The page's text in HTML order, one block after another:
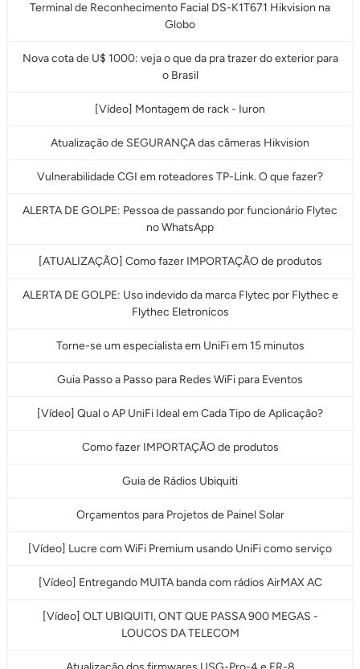
Terminal de Reconhecimento Facial DS-K1T671 Hikvision na
Globo
Nova cota de U$ 1000: veja o que da pra trazer do exterior para
o Brasil
[Vídeo] Montagem de rack - Iuron
Atualização de SEGURANÇA das câmeras Hikvision
Vulnerabilidade CGI em roteadores TP-Link. O que fazer?
ALERTA DE GOLPE: Pessoa de passando por funcionário Flytec
no WhatsApp
[ATUALIZAÇÃO] Como fazer IMPORTAÇÃO de produtos
ALERTA DE GOLPE: Uso indevido da marca Flytec por Flythec e
Flythec Eletronicos
Torne-se um especialista em UniFi em 15 minutos
Guia Passo a Passo para Redes WiFi para Eventos
[Vídeo] Qual o AP UniFi Ideal em Cada Tipo de Aplicação?
Como fazer IMPORTAÇÃO de produtos
Guia de Rádios Ubiquiti
Orçamentos para Projetos de Painel Solar
[Vídeo] Lucre com WiFi Premium usando UniFi como serviço
[Vídeo] Entregando MUITA banda com rádios AirMAX AC
[Vídeo] OLT UBIQUITI, ONT QUE PASSA 900 MEGAS -
LOUCOS DA TELECOM